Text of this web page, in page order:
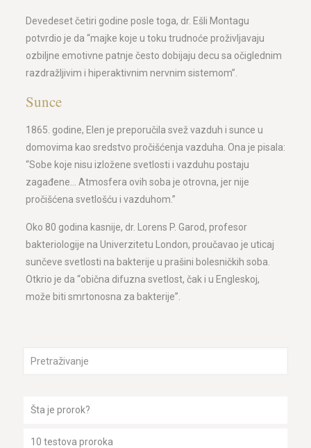
Devedeset četiri godine posle toga, dr. Ešli Montagu
potvrdio je da “majke koje u toku trudnoće proživljavaju
ozbiljne emotivne patnje često dobijaju decu sa očiglednim
razdražljivim i hiperaktivnim nervnim sistemom”.
Sunce
1865. godine, Elen je preporučila svež vazduh i sunce u
domovima kao sredstvo pročišćenja vazduha. Ona je pisala:
“Sobe koje nisu izložene svetlosti i vazduhu postaju
zagađene… Atmosfera ovih soba je otrovna, jer nije
pročišćena svetlošću i vazduhom.”
Oko 80 godina kasnije, dr. Lorens P. Garod, profesor
bakteriologije na Univerzitetu London, proučavao je uticaj
sunčeve svetlosti na bakterije u prašini bolesničkih soba.
Otkrio je da “obična difuzna svetlost, čak i u Engleskoj,
može biti smrtonosna za bakterije”.
Šta je prorok?
10 testova proroka